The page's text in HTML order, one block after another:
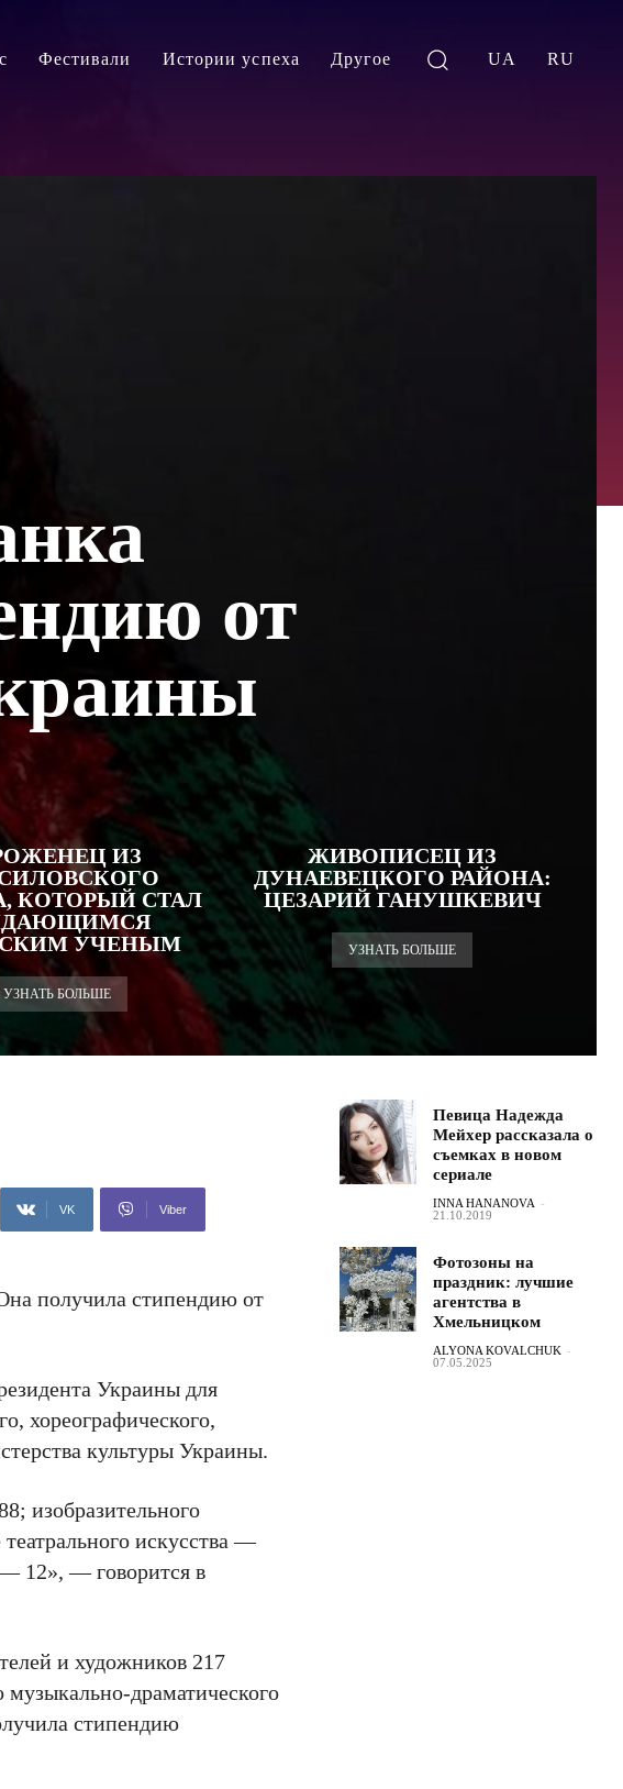
Фестивали Истории успеха Другое UA RU
от
ИЗ
КОТОРЫЙ СТАЛ
УЧЕНЫМ
УЗНАТЬ БОЛЬШЕ
ЖИВОПИСЕЦ ИЗ
ДУНАЕВЕЦКОГО РАЙОНА:
ЦЕЗАРИЙ ГАНУШКЕВИЧ
УЗНАТЬ БОЛЬШЕ
VK Viber
получила стипендию от
Украины для
хореографического,
культуры Украины.
изобразительного
искусства —
— 12», — говорится в
и художников 217
музыкально-драматического
стипендию
Певица Надежда
Мейхер рассказала о
съемках в новом
сериале
INNA HANANOVA -
21.10.2019
Фотозоны на
праздник: лучшие
агентства в
Хмельницком
ALYONA KOVALCHUK -
07.05.2025